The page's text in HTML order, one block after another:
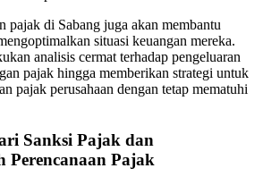
pajak di Sabang juga akan membantu
situasi keuangan mereka.
analisis cermat terhadap pengeluaran
pajak hingga memberikan strategi untuk
pajak perusahaan dengan tetap mematuhi
Sanksi Pajak dan
Perencanaan Pajak